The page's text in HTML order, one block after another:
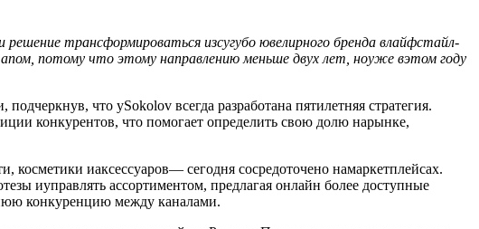
трансформироваться изсугубо ювелирного бренда влайфстайл-
потому что этому направлению меньше двух лет, ноуже вэтом году
что уSokolov всегда разработана пятилетняя стратегия.
конкурентов, что помогает определить свою долю нарынке,
иаксессуаров— сегодня сосредоточено намаркетплейсах.
иуправлять ассортиментом, предлагая онлайн более доступные
конкуренцию между каналами.